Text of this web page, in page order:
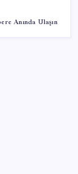
Anında Ulaşın